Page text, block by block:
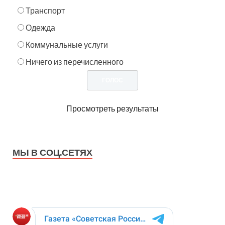
Транспорт
Одежда
Коммунальные услуги
Ничего из перечисленного
Просмотреть результаты
МЫ В СОЦ.СЕТЯХ